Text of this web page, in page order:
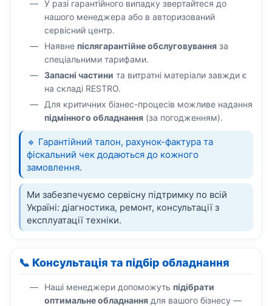
У разі гарантійного випадку звертайтеся до
нашого менеджера або в авторизований
сервісний центр.
Наявне післягарантійне обслуговування за
спеціальними тарифами.
Запасні частини та витратні матеріали завжди є
на складі RESTRO.
Для критичних бізнес-процесів можливе надання
підмінного обладнання (за погодженням).
🔹 Гарантійний талон, рахунок-фактура та
фіскальний чек додаються до кожного
замовлення.
Ми забезпечуємо сервісну підтримку по всій
Україні: діагностика, ремонт, консультації з
експлуатації техніки.
📞 Консультація та підбір обладнання
Наші менеджери допоможуть підібрати
оптимальне обладнання для вашого бізнесу —